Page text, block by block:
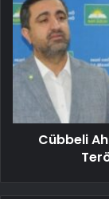
Cübbeli